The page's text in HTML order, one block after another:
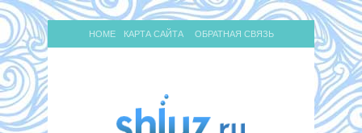
HOME КАРТА САЙТА ОБРАТНАЯ СВЯЗЬ